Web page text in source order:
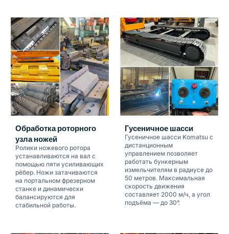
Обработка роторного
узла ножей
Ролики ножевого ротора
устанавливаются на вал с
помощью пяти усиливающих
рёбер. Ножи затачиваются
на портальном фрезерном
станке и динамически
балансируются для
стабильной работы.
Гусеничное шасси
Гусеничное шасси Komatsu с
дистанционным
управлением позволяет
работать бункерным
измельчителям в радиусе до
50 метров. Максимальная
скорость движения
составляет 2000 м/ч, а угол
подъёма — до 30°.